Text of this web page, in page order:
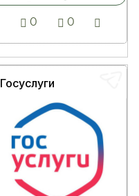
0 0
Госуслуги